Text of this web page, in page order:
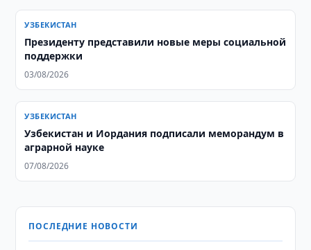
УЗБЕКИСТАН
Президенту представили новые меры социальной
поддержки
03/08/2026
УЗБЕКИСТАН
Узбекистан и Иордания подписали меморандум в
аграрной науке
07/08/2026
ПОСЛЕДНИЕ НОВОСТИ